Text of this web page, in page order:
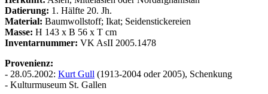
Datierung: 1. Hälfte 20. Jh.
Material: Baumwollstoff; Ikat; Seidenstickereien
Masse: H 143 x B 56 x T cm
Inventarnummer: VK AsII 2005.1478
Provenienz:
- 28.05.2002: Kurt Gull (1913-2004 oder 2005), Schenkung
- Kulturmuseum St. Gallen